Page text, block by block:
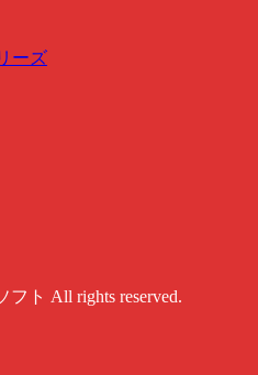
ーズ
ト All rights reserved.